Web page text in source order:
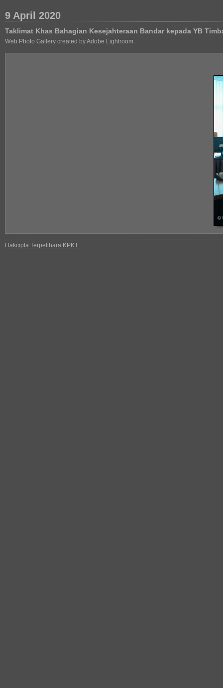
9 April 2020
Taklimat Khas Bahagian Kesejahteraan Bandar kepada YB
Web Photo Gallery created by Adobe Lightroom.
Hakcipta Terpelihara KPKT